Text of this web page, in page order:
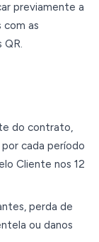
previamente a
com as
QR.
do contrato,
cada período
Cliente nos 12
perda de
ou danos